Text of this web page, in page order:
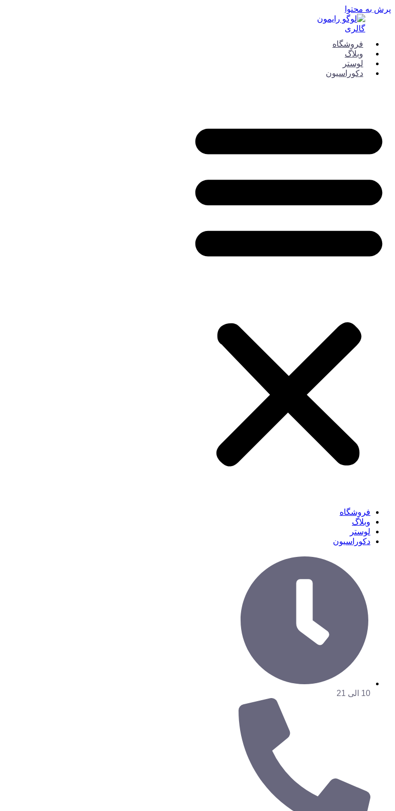
پرش به محتوا
فروشگاه
وبلاگ
لوستر
دکوراسیون
فروشگاه
وبلاگ
لوستر
دکوراسیون
10 الی 21